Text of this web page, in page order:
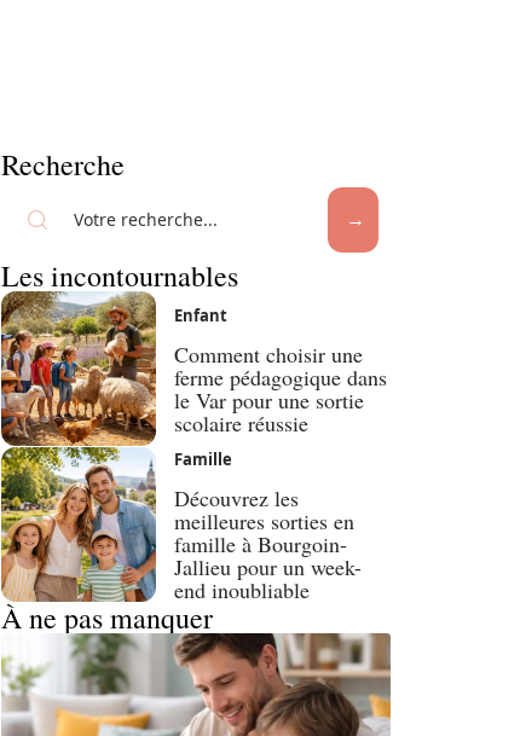
Recherche
Les incontournables
Enfant
Comment choisir une
ferme pédagogique dans
le Var pour une sortie
scolaire réussie
Famille
Découvrez les
meilleures sorties en
famille à Bourgoin-
Jallieu pour un week-
end inoubliable
À ne pas manquer